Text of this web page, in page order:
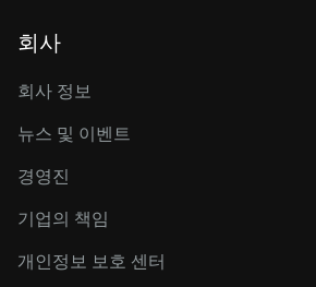
회사
회사 정보
뉴스 및 이벤트
경영진
기업의 책임
개인정보 보호 센터